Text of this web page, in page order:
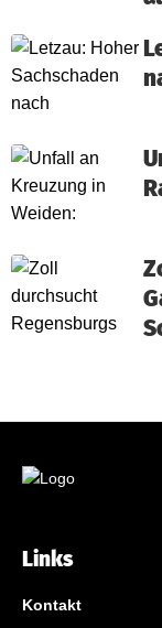
Links
Kontakt